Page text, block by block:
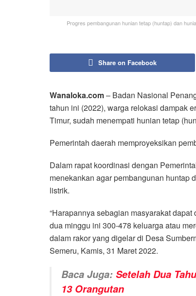
Progres pembangunan hunian tetap (huntap) dan
Share on Facebook
Wanaloka.com– Badan Nasional
tahun ini (2022), warga relokasi dampak
Timur, sudah menempati hunian tetap
Pemerintah daerah memproyeksikan
Dalam rapat koordinasi dengan
menekankan agar pembangunan huntap
listrik.
“Harapannya sebagian masyarakat
dua minggu ini 300-478 keluarga atau
dalam rakor yang digelar di Desa
Semeru, Kamis, 31 Maret 2022.
Baca Juga: Setelah Dua
13 Orangutan